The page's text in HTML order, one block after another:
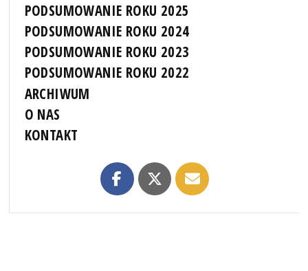
PODSUMOWANIE ROKU 2025
PODSUMOWANIE ROKU 2024
PODSUMOWANIE ROKU 2023
PODSUMOWANIE ROKU 2022
ARCHIWUM
O NAS
KONTAKT